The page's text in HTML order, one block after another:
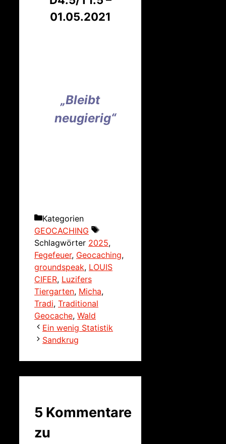
01.05.2021
„Bleibt
neugierig“
Kategorien
GEOCACHING
Schlagwörter 2025,
Fegefeuer, Geocaching,
groundspeak, LOUIS
CIFER, Luzifers
Tiergarten, Micha,
Tradi, Traditional
Geocache, Wald
Ein wenig Statistik
Sandkrug
5 Kommentare
zu